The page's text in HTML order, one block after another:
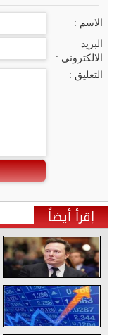
الاسم :
البريد
الالكتروني :
التعليق :
إقرأ أيضاً